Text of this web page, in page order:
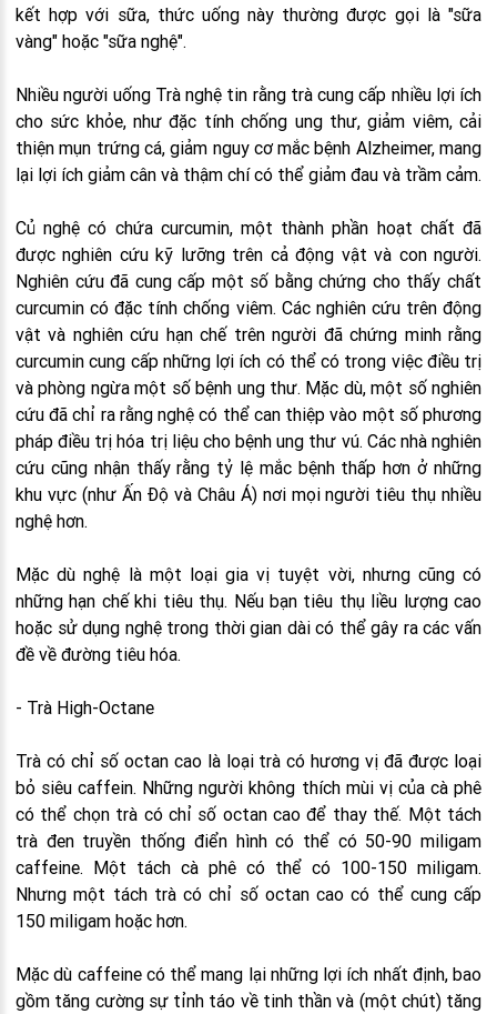
kết hợp với sữa, thức uống này thường được gọi là "sữa
vàng" hoặc "sữa nghệ".
Nhiều người uống Trà nghệ tin rằng trà cung cấp nhiều lợi ích
cho sức khỏe, như đặc tính chống ung thư, giảm viêm, cải
thiện mụn trứng cá, giảm nguy cơ mắc bệnh Alzheimer, mang
lại lợi ích giảm cân và thậm chí có thể giảm đau và trầm cảm.
Củ nghệ có chứa curcumin, một thành phần hoạt chất đã
được nghiên cứu kỹ lưỡng trên cả động vật và con người.
Nghiên cứu đã cung cấp một số bằng chứng cho thấy chất
curcumin có đặc tính chống viêm. Các nghiên cứu trên động
vật và nghiên cứu hạn chế trên người đã chứng minh rằng
curcumin cung cấp những lợi ích có thể có trong việc điều trị
và phòng ngừa một số bệnh ung thư. Mặc dù, một số nghiên
cứu đã chỉ ra rằng nghệ có thể can thiệp vào một số phương
pháp điều trị hóa trị liệu cho bệnh ung thư vú. Các nhà nghiên
cứu cũng nhận thấy rằng tỷ lệ mắc bệnh thấp hơn ở những
khu vực (như Ấn Độ và Châu Á) nơi mọi người tiêu thụ nhiều
nghệ hơn.
Mặc dù nghệ là một loại gia vị tuyệt vời, nhưng cũng có
những hạn chế khi tiêu thụ. Nếu bạn tiêu thụ liều lượng cao
hoặc sử dụng nghệ trong thời gian dài có thể gây ra các vấn
đề về đường tiêu hóa.
- Trà High-Octane
Trà có chỉ số octan cao là loại trà có hương vị đã được loại
bỏ siêu caffein. Những người không thích mùi vị của cà phê
có thể chọn trà có chỉ số octan cao để thay thế. Một tách
trà đen truyền thống điển hình có thể có 50-90 miligam
caffeine. Một tách cà phê có thể có 100-150 miligam.
Nhưng một tách trà có chỉ số octan cao có thể cung cấp
150 miligam hoặc hơn.
Mặc dù caffeine có thể mang lại những lợi ích nhất định, bao
gồm tăng cường sự tỉnh táo về tinh thần và (một chút) tăng